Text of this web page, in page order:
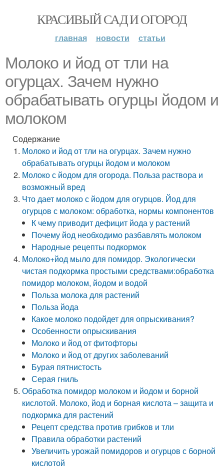
КРАСИВЫЙ САД И ОГОРОД
главная новости статьи
Молоко и йод от тли на
огурцах. Зачем нужно
обрабатывать огурцы йодом и
молоком
Содержание
Молоко и йод от тли на огурцах. Зачем нужно
обрабатывать огурцы йодом и молоком
Молоко с йодом для огорода. Польза раствора и
возможный вред
Что дает молоко с йодом для огурцов. Йод для
огурцов с молоком: обработка, нормы компонентов
К чему приводит дефицит йода у растений
Почему йод необходимо разбавлять молоком
Народные рецепты подкормок
Молоко+йод мыло для помидор. Экологически
чистая подкормка простыми средствами:обработка
помидор молоком, йодом и водой
Польза молока для растений
Польза йода
Какое молоко подойдет для опрыскивания?
Особенности опрыскивания
Молоко и йод от фитофторы
Молоко и йод от других заболеваний
Бурая пятнистость
Серая гниль
Обработка помидор молоком и йодом и борной
кислотой. Молоко, йод и борная кислота – защита и
подкормка для растений
Рецепт средства против грибков и тли
Правила обработки растений
Увеличить урожай помидоров и огурцов с борной
кислотой